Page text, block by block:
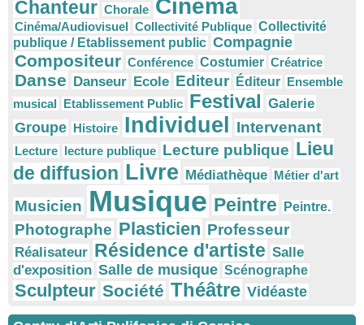
Chanteur Chorale Cinéma
Cinéma/Audiovisuel Collectivité Publique Collectivité
publique / Etablissement public Compagnie
Compositeur Conférence Costumier Créatrice
Danse Danseur Ecole Editeur Éditeur Ensemble
musical Etablissement Public Festival Galerie
Groupe Histoire Individuel Intervenant
Lecture lecture publique Lecture publique Lieu
de diffusion Livre Médiathèque Métier d'art
Musicien Musique Peintre Peintre.
Photographe Plasticien Professeur
Réalisateur Résidence d'artiste Salle
d'exposition Salle de musique Scénographe
Sculpteur Société Théâtre Vidéaste